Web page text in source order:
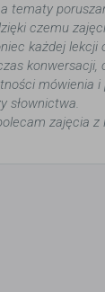
tematy
czemu
każdej lekcji
konwersacji,
mówienia i
słownictwa.
zajęcia z